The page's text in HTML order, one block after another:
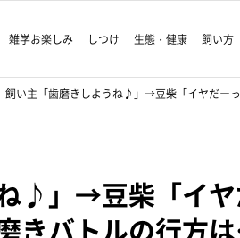
雑学お楽しみ しつけ 生態・健康 飼い方
飼い主「歯磨きしようね♪」→豆柴「イヤだー
♪」→豆柴「イヤ
きバトルの行方